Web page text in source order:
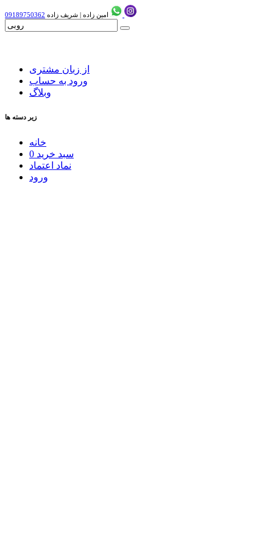
09189750362 امین زاده | شریف زاده
از زبان مشتری
ورود به حساب
وبلاگ
زیر دسته ها
خانه
0 سبد خرید
نماد اعتماد
ورود